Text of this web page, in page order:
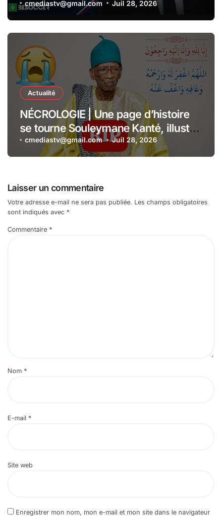
cmediastv@gmail.com Juil 28, 2026
Actualité
NÉCROLOGIE | Une page d’histoire
se tourne Souleymane Kanté, illustre
collaborateur du Président Senghor,
s’est éteint à l’âge de 110 ans
cmediastv@gmail.com Juil 28, 2026
Laisser un commentaire
Votre adresse e-mail ne sera pas publiée. Les champs obligatoires
sont indiqués avec *
Commentaire *
Nom *
E-mail *
Site web
Enregistrer mon nom, mon e-mail et mon site dans le navigateur